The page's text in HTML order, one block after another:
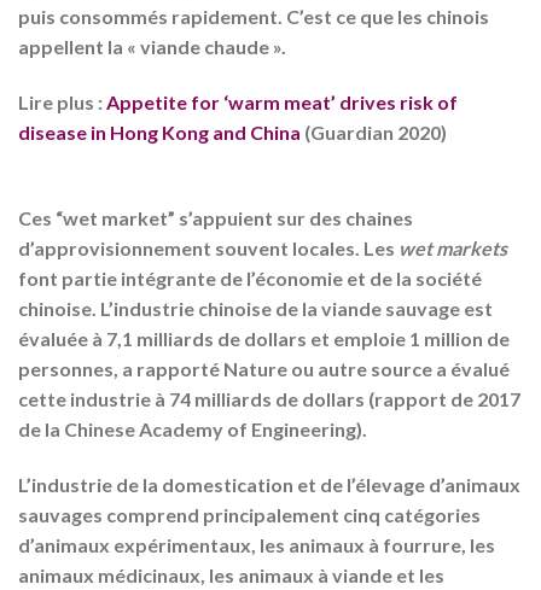
puis consommés rapidement. C’est ce que les chinois
appellent la « viande chaude ».
Lire plus :Appetite for ‘warm meat’ drives risk of
disease in Hong Kong and China (Guardian 2020)
Ces “wet market” s’appuient sur des chaines
d’approvisionnement souvent locales. Les wet markets
font partie intégrante de l’économie et de la société
chinoise. L’industrie chinoise de la viande sauvage est
évaluée à 7,1 milliards de dollars et emploie 1 million de
personnes, a rapporté Nature ou autre source a évalué
cette industrie à 74 milliards de dollars (rapport de 2017
de la Chinese Academy of Engineering).
L’industrie de la domestication et de l’élevage d’animaux
sauvages comprend principalement cinq catégories
d’animaux expérimentaux, les animaux à fourrure, les
animaux médicinaux, les animaux à viande et les